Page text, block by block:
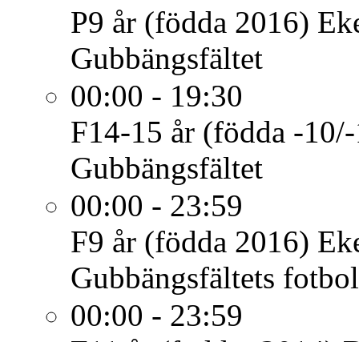
P9 år (födda 2016)
Gubbängsfältet
00:00 - 19:30
F14-15 år (födda -
Gubbängsfältet
00:00 - 23:59
F9 år (födda 2016)
Gubbängsfältets
00:00 - 23:59